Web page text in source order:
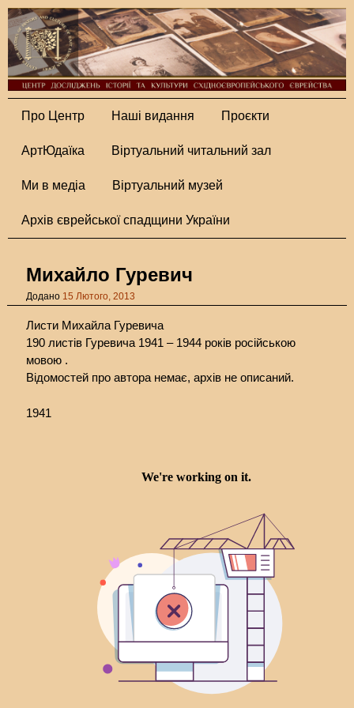
Про Центр Наші видання Проєкти
АртЮдаїка Віртуальний читальний зал
Ми в медіа Віртуальний музей
Архів єврейської спадщини України
Михайло Гуревич
Додано 15 Лютого, 2013
Листи Михайла Гуревича
190 листів Гуревича 1941 – 1944 років російською
мовою .
Відомостей про автора немає, архів не описаний.
1941